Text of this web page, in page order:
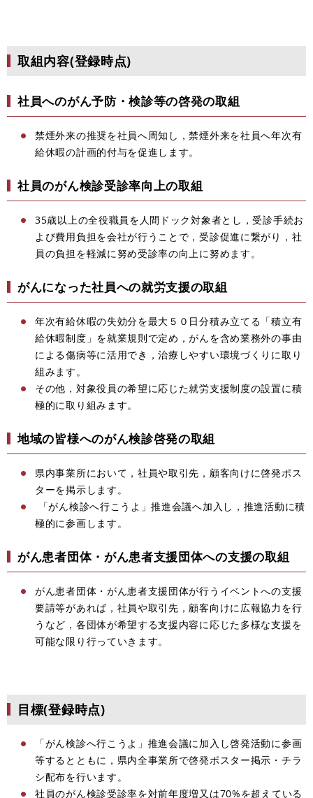
取組内容(登録時点)
社員へのがん予防・検診等の啓発の取組
禁煙外来の推奨を社員へ周知し，禁煙外来を社員へ年次有
給休暇の計画的付与を促進します。
社員のがん検診受診率向上の取組
35歳以上の全役職員を人間ドック対象者とし，受診手続お
よび費用負担を会社が行うことで，受診促進に繋がり，社
員の負担を軽減に努め受診率の向上に努めます。
がんになった社員への就労支援の取組
年次有給休暇の失効分を最大５０日分積み立てる「積立有
給休暇制度」を就業規則で定め，がんを含め業務外の事由
による傷病等に活用でき，治療しやすい環境づくりに取り
組みます。
その他，対象役員の希望に応じた就労支援制度の設置に積
極的に取り組みます。
地域の皆様へのがん検診啓発の取組
県内事業所において，社員や取引先，顧客向けに啓発ポス
ターを掲示します。
「がん検診へ行こうよ」推進会議へ加入し，推進活動に積
極的に参画します。
がん患者団体・がん患者支援団体への支援の取組
がん患者団体・がん患者支援団体が行うイベントへの支援
要請等があれば，社員や取引先，顧客向けに広報協力を行
うなど，各団体が希望する支援内容に応じた多様な支援を
可能な限り行っていきます。
目標(登録時点)
「がん検診へ行こうよ」推進会議に加入し啓発活動に参画
等するとともに，県内全事業所で啓発ポスター掲示・チラ
シ配布を行います。
社員のがん検診受診率を対前年度増又は70%を超えている